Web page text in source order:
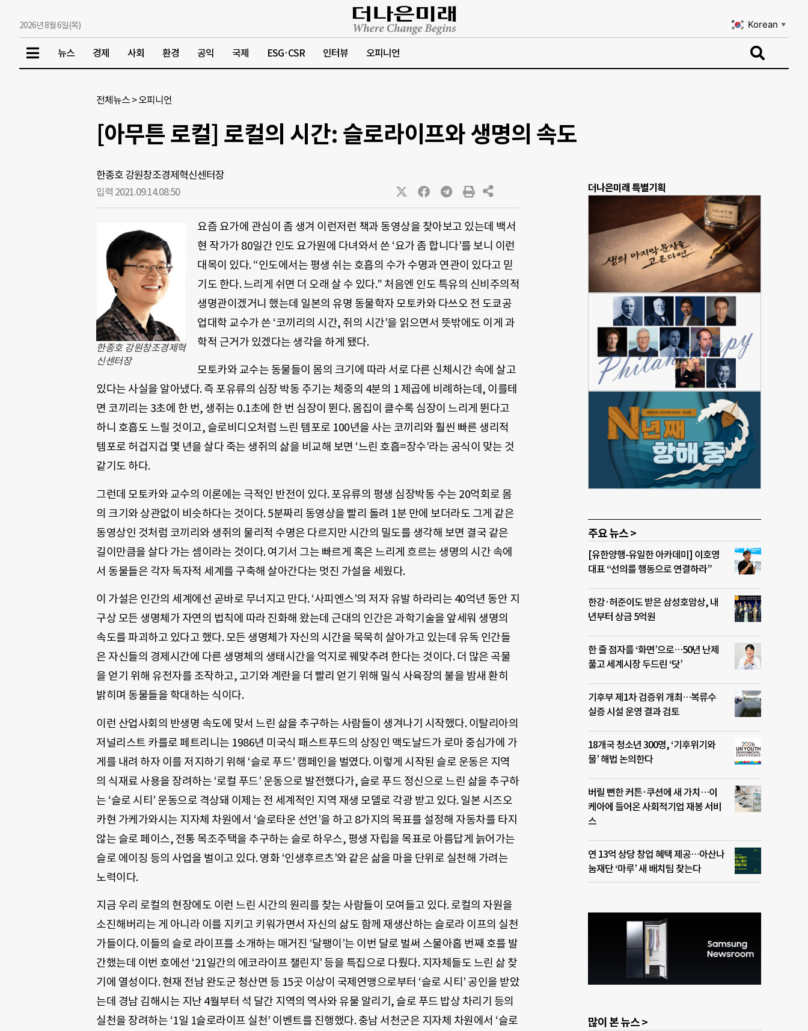
2026년 8월 6일(목) Korean ▼
뉴스 경제 사회 환경 공익 국제 ESG·CSR 인터뷰 오피니언
전체뉴스 >오피니언
[아무튼 로컬] 로컬의 시간: 슬로라이프와 생명의 속도
한종호 강원창조경제혁신센터장
입력 2021.09.14.08:50
한종호 강원창조경제혁
신센터장
요즘 요가에 관심이 좀 생겨 이런저런 책과 동영상을 찾아보고 있는데 백서
현 작가가 80일간 인도 요가원에 다녀와서 쓴 ‘요가 좀 합니다’를 보니 이런
대목이 있다. “인도에서는 평생 쉬는 호흡의 수가 수명과 연관이 있다고 믿
기도 한다. 느리게 쉬면 더 오래 살 수 있다.” 처음엔 인도 특유의 신비주의적
생명관이겠거니 했는데 일본의 유명 동물학자 모토카와 다쓰오 전 도쿄공
업대학 교수가 쓴 ‘코끼리의 시간, 쥐의 시간’을 읽으면서 뜻밖에도 이게 과
학적 근거가 있겠다는 생각을 하게 됐다.
모토카와 교수는 동물들이 몸의 크기에 따라 서로 다른 신체시간 속에 살고
있다는 사실을 알아냈다. 즉 포유류의 심장 박동 주기는 체중의 4분의 1 제곱에 비례하는데, 이를테
면 코끼리는 3초에 한 번, 생쥐는 0.1초에 한 번 심장이 뛴다. 몸집이 클수록 심장이 느리게 뛴다고
하니 호흡도 느릴 것이고, 슬로비디오처럼 느린 템포로 100년을 사는 코끼리와 훨씬 빠른 생리적
템포로 허겁지겁 몇 년을 살다 죽는 생쥐의 삶을 비교해 보면 ‘느린 호흡=장수’라는 공식이 맞는 것
같기도 하다.
그런데 모토카와 교수의 이론에는 극적인 반전이 있다. 포유류의 평생 심장박동 수는 20억회로 몸
의 크기와 상관없이 비슷하다는 것이다. 5분짜리 동영상을 빨리 돌려 1분 만에 보더라도 그게 같은
동영상인 것처럼 코끼리와 생쥐의 물리적 수명은 다르지만 시간의 밀도를 생각해 보면 결국 같은
길이만큼을 살다 가는 셈이라는 것이다. 여기서 그는 빠르게 혹은 느리게 흐르는 생명의 시간 속에
서 동물들은 각자 독자적 세계를 구축해 살아간다는 멋진 가설을 세웠다.
이 가설은 인간의 세계에선 곧바로 무너지고 만다. ‘사피엔스’의 저자 유발 하라리는 40억년 동안 지
구상 모든 생명체가 자연의 법칙에 따라 진화해 왔는데 근대의 인간은 과학기술을 앞세워 생명의
속도를 파괴하고 있다고 했다. 모든 생명체가 자신의 시간을 묵묵히 살아가고 있는데 유독 인간들
은 자신들의 경제시간에 다른 생명체의 생태시간을 억지로 꿰맞추려 한다는 것이다. 더 많은 곡물
을 얻기 위해 유전자를 조작하고, 고기와 계란을 더 빨리 얻기 위해 밀식 사육장의 불을 밤새 환히
밝히며 동물들을 학대하는 식이다.
이런 산업사회의 반생명 속도에 맞서 느린 삶을 추구하는 사람들이 생겨나기 시작했다. 이탈리아의
저널리스트 카를로 페트리니는 1986년 미국식 패스트푸드의 상징인 맥도날드가 로마 중심가에 가
게를 내려 하자 이를 저지하기 위해 ‘슬로 푸드’ 캠페인을 벌였다. 이렇게 시작된 슬로 운동은 지역
의 식재료 사용을 장려하는 ‘로컬 푸드’ 운동으로 발전했다가, 슬로 푸드 정신으로 느린 삶을 추구하
는 ‘슬로 시티’ 운동으로 격상돼 이제는 전 세계적인 지역 재생 모델로 각광 받고 있다. 일본 시즈오
카현 가케가와시는 지자체 차원에서 ‘슬로타운 선언’을 하고 8가지의 목표를 설정해 자동차를 타지
않는 슬로 페이스, 전통 목조주택을 추구하는 슬로 하우스, 평생 자립을 목표로 아름답게 늙어가는
슬로 에이징 등의 사업을 벌이고 있다. 영화 ‘인생후르츠’와 같은 삶을 마을 단위로 실천해 가려는
노력이다.
지금 우리 로컬의 현장에도 이런 느린 시간의 원리를 찾는 사람들이 모여들고 있다. 로컬의 자원을
소진해버리는 게 아니라 이를 지키고 키워가면서 자신의 삶도 함께 재생산하는 슬로라 이프의 실천
가들이다. 이들의 슬로 라이프를 소개하는 매거진 ‘달팽이’는 이번 달로 벌써 스물아홉 번째 호를 발
간했는데 이번 호에선 ‘21일간의 에코라이프 챌린지’ 등을 특집으로 다뤘다. 지자체들도 느린 삶 찾
기에 열성이다. 현재 전남 완도군 청산면 등 15곳 이상이 국제연맹으로부터 ‘슬로 시티’ 공인을 받았
는데 경남 김해시는 지난 4월부터 석 달간 지역의 역사와 유물 알리기, 슬로 푸드 밥상 차리기 등의
실천을 장려하는 ‘1일 1슬로라이프 실천’ 이벤트를 진행했다. 충남 서천군은 지자체 차원에서 ‘슬로
더나은미래 특별기획
주요 뉴스 >
[유한양행-유일한 아카데미] 이호영
대표 “선의를 행동으로 연결하라”
한강·허준이도 받은 삼성호암상, 내
년부터 상금 5억원
한 줄 점자를 ‘화면’으로…50년 난제
풀고 세계시장 두드린 ‘닷’
기후부 제1차 검증위 개최…복류수
실증 시설 운영 결과 검토
18개국 청소년 300명, ‘기후위기와
물’ 해법 논의한다
버릴 뻔한 커튼·쿠션에 새 가치…이
케아에 들어온 사회적기업 재봉 서비
스
연 13억 상당 창업 혜택 제공…아산나
눔재단 ‘마루’ 새 배치팀 찾는다
많이 본 뉴스 >